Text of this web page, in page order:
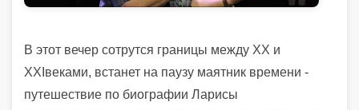
В этот вечер сотрутся границы между XX и
XXI веками, встанет на паузу маятник времени -
путешествие по биографии Ларисы